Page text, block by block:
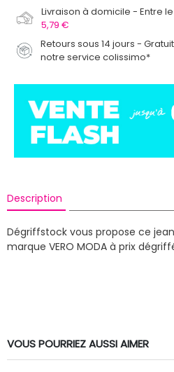
Livraison à domicile
Entre
5,79 €
Retours sous 14 jours -
notre service colissimo*
Description
Dégriffstock vous propose ce
marque VERO MODA à prix
VOUS POURRIEZ AUSSI AIMER